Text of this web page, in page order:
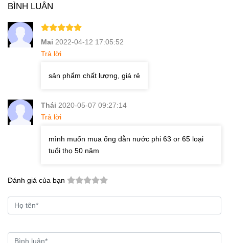
BÌNH LUẬN
Mai 2022-04-12 17:05:52
Trả lời
sản phẩm chất lượng, giá rẻ
Thái 2020-05-07 09:27:14
Trả lời
mình muốn mua ống dẫn nước phi 63 or 65 loại
tuổi thọ 50 năm
Đánh giá của bạn